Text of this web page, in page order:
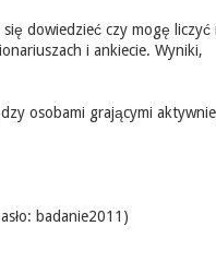
dowiedzieć czy mogę liczyć
i ankiecie. Wyniki,
osobami grającymi
badanie2011)